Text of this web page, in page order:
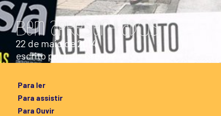
Bem apresentados
22 de maio de 2014
escrito porLuiz Grecov
Para ler
Para assistir
Para Ouvir